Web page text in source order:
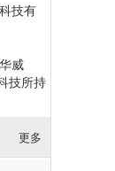
技有
威
技所持
更多